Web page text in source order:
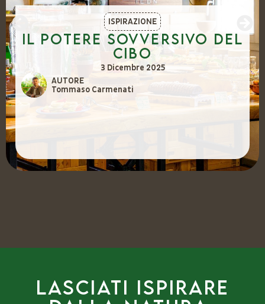
ISPIRAZIONE
Il potere sovversivo del
cibo
3 Dicembre 2025
AUTORE
Tommaso Carmenati
Lasciati ispirare